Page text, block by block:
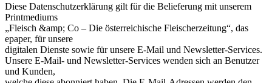
Diese Datenschutzerklärung gilt für die Belieferung mit unserem
Printmediums
„Fleisch &amp; Co – Die österreichische Fleischerzeitung“, das
epaper, für unsere
digitalen Dienste sowie für unsere E-Mail und Newsletter-Services.
Unsere E-Mail- und Newsletter-Services wenden sich an Benutzer
und Kunden,